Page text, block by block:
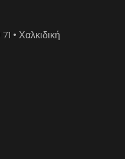
• Χαλκιδική